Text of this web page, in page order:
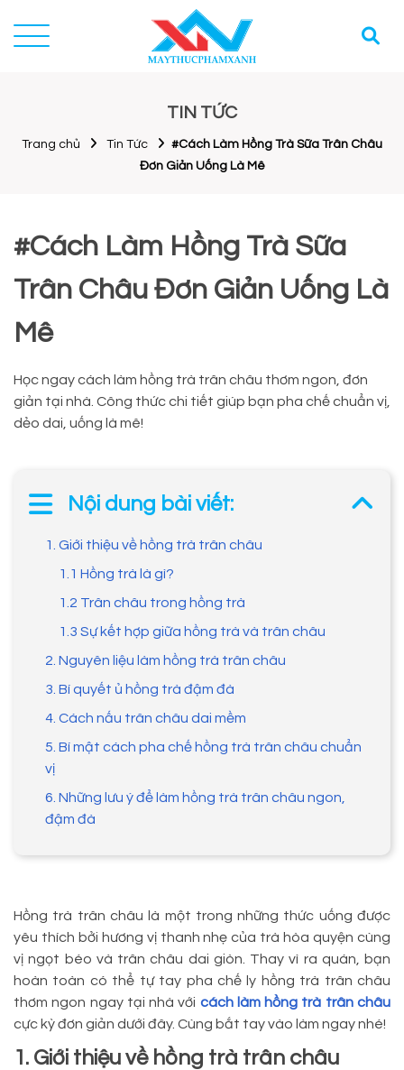
TIN TỨC
Trang chủ Tin Tức
#Cách Làm Hồng Trà Sữa Trân Châu
Đơn Giản Uống Là Mê
#Cách Làm Hồng Trà Sữa
Trân Châu Đơn Giản Uống Là
Mê
Học ngay cách làm hồng trà trân châu thơm ngon, đơn
giản tại nhà. Công thức chi tiết giúp bạn pha chế chuẩn vị,
dẻo dai, uống là mê!
Nội dung bài viết:
1. Giới thiệu về hồng trà trân châu
1.1 Hồng trà là gì?
1.2 Trân châu trong hồng trà
1.3 Sự kết hợp giữa hồng trà và trân châu
2. Nguyên liệu làm hồng trà trân châu
3. Bí quyết ủ hồng trà đậm đà
4. Cách nấu trân châu dai mềm
5. Bí mật cách pha chế hồng trà trân châu chuẩn
vị
6. Những lưu ý để làm hồng trà trân châu ngon,
đậm đà
Hồng trà trân châu là một trong những thức uống được
yêu thích bởi hương vị thanh nhẹ của trà hòa quyện cùng
vị ngọt béo và trân châu dai giòn. Thay vì ra quán, bạn
hoàn toàn có thể tự tay pha chế ly hồng trà trân châu
thơm ngon ngay tại nhà với cách làm hồng trà trân châu
cực kỳ đơn giản dưới đây. Cùng bắt tay vào làm ngay nhé!
1. Giới thiệu về hồng trà trân châu